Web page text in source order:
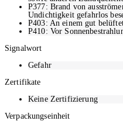
P377: Brand von
Undichtigkeit gefahrlos
P403: An einem gut
P410: Vor
Signalwort
Gefahr
Zertifikate
Keine Zertifizierung
Verpackungseinheit